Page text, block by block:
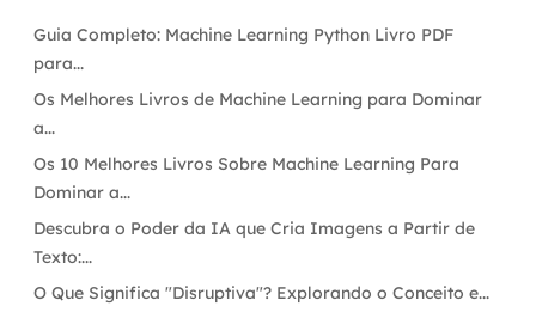
Guia Completo: Machine Learning Python Livro PDF
para...
Os Melhores Livros de Machine Learning para Dominar
a...
Os 10 Melhores Livros Sobre Machine Learning Para
Dominar a...
Descubra o Poder da IA que Cria Imagens a Partir de
Texto:...
O Que Significa "Disruptiva"? Explorando o Conceito e...